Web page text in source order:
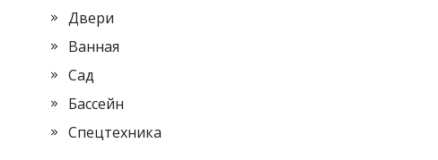
Двери
Ванная
Сад
Бассейн
Спецтехника